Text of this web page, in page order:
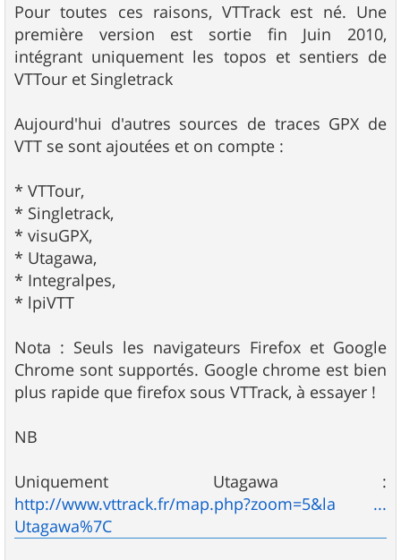
Pour toutes ces raisons, VTTrack est né. Une
première version est sortie fin Juin 2010,
intégrant uniquement les topos et sentiers de
VTTour et Singletrack
Aujourd'hui d'autres sources de traces GPX de
VTT se sont ajoutées et on compte :
* VTTour,
* Singletrack,
* visuGPX,
* Utagawa,
* Integralpes,
* lpiVTT
Nota : Seuls les navigateurs Firefox et Google
Chrome sont supportés. Google chrome est bien
plus rapide que firefox sous VTTrack, à essayer !
NB
Uniquement Utagawa :
http://www.vttrack.fr/map.php?zoom=5&la ...
Utagawa%7C